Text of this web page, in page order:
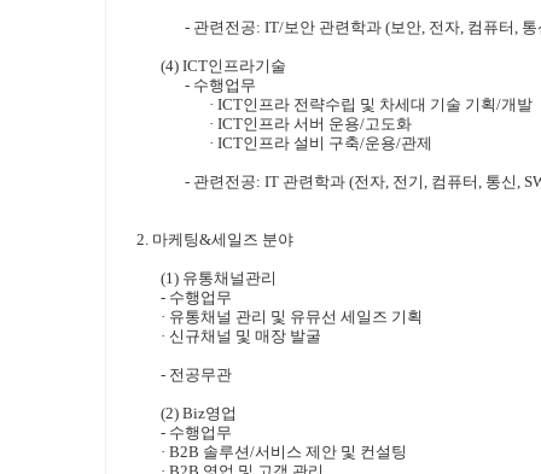
- 관련전공: IT/보안 관련학과 (보안, 전자, 컴퓨터, 통
(4) ICT인프라기술
- 수행업무
· ICT인프라 전략수립 및 차세대 기술 기획/개발
· ICT인프라 서버 운용/고도화
· ICT인프라 설비 구축/운용/관제
- 관련전공: IT 관련학과 (전자, 전기, 컴퓨터, 통신,
2. 마케팅&세일즈 분야
(1) 유통채널관리
- 수행업무
· 유통채널 관리 및 유뮤선 세일즈 기획
· 신규채널 및 매장 발굴
- 전공무관
(2) Biz영업
- 수행업무
· B2B 솔루션/서비스 제안 및 컨설팅